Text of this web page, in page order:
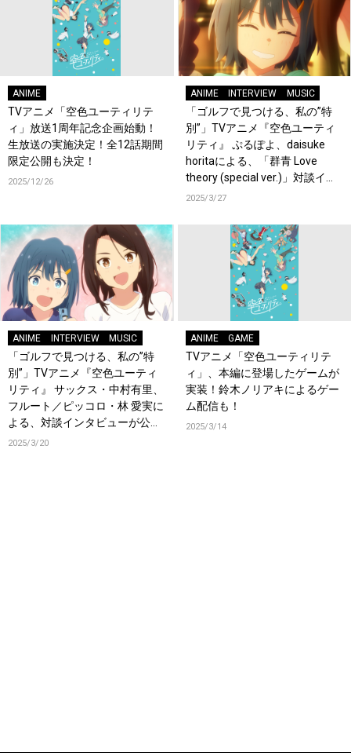
ANIME
TVアニメ「空色ユーティリテ
ィ」放送1周年記念企画始動！
生放送の実施決定！全12話期間
限定公開も決定！
2025/12/26
ANIME INTERVIEW MUSIC
「ゴルフで見つける、私の”特
別”」TVアニメ『空色ユーティ
リティ』 ぷるぽよ、daisuke
horitaによる、「群青 Love
theory (special ver.)」対談イン
タビューが公開！
2025/3/27
ANIME INTERVIEW MUSIC
「ゴルフで見つける、私の”特
別”」TVアニメ『空色ユーティ
リティ』 サックス・中村有里、
フルート／ピッコロ・林 愛実に
よる、対談インタビューが公
開！
2025/3/20
ANIME GAME
TVアニメ「空色ユーティリテ
ィ」、本編に登場したゲームが
実装！鈴木ノリアキによるゲー
ム配信も！
2025/3/14